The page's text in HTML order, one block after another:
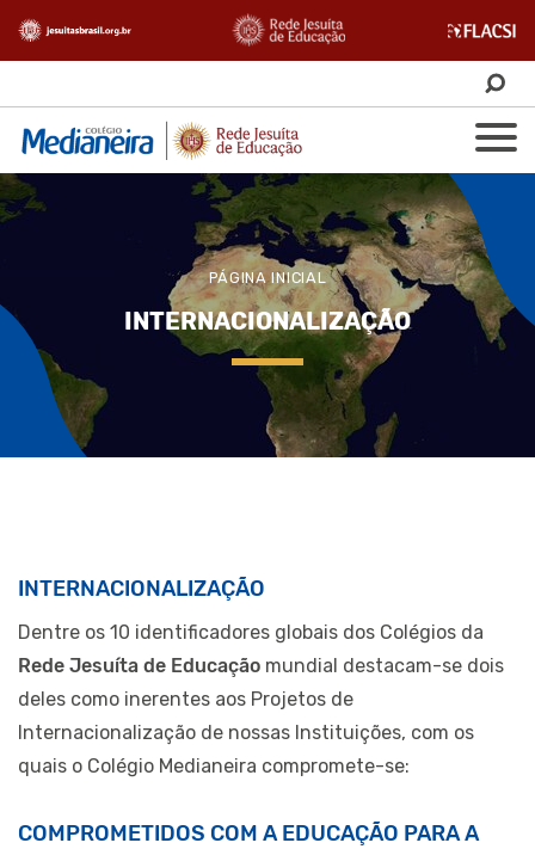
PÁGINA INICIAL
INTERNACIONALIZAÇÃO
INTERNACIONALIZAÇÃO
Dentre os 10 identificadores globais dos Colégios da
Rede Jesuíta de Educação mundial destacam-se dois
deles como inerentes aos Projetos de
Internacionalização de nossas Instituições, com os
quais o Colégio Medianeira compromete-se:
COMPROMETIDOS COM A EDUCAÇÃO PARA A